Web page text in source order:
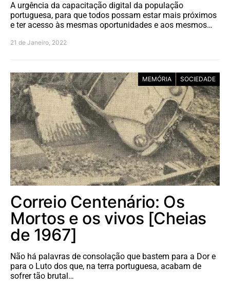
A urgência da capacitação digital da população
portuguesa, para que todos possam estar mais próximos
e ter acesso às mesmas oportunidades e aos mesmos…
21 de Janeiro, 2022
MEMÓRIA SOCIEDADE
Correio Centenário: Os
Mortos e os vivos [Cheias
de 1967]
Não há palavras de consolação que bastem para a Dor e
para o Luto dos que, na terra portuguesa, acabam de
sofrer tão brutal…